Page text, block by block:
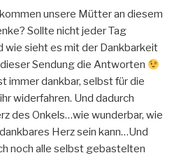
unsere Mütter an diesem
Sollte nicht jeder Tag
wie sieht es mit der Dankbarkeit
Sendung die Antworten
immer dankbar, selbst für die
widerfahren. Und dadurch
des Onkels…wie wunderbar, wie
Herz sein kann…Und
noch alle selbst gebastelten